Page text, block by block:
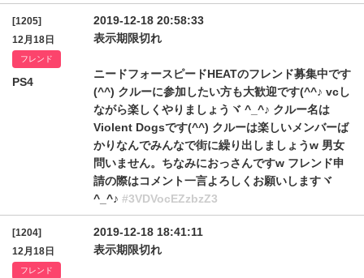
[1205]
12月18日
フレンド
PS4
2019-12-18 20:58:33
表示期限切れ
ニードフォースピードHEATのフレンド募集中です
(^^) クルーに参加したい方も大歓迎です(^^♪ vcし
ながら楽しくやりましょうヾ ^_^♪ クルー名は
Violent Dogsです(^^) クルーは楽しいメンバーば
かりなんでみんなで街に繰り出しましょうw 男女
問いません。ちなみにおっさんですw フレンド申
請の際はコメント一言よろしくお願いしますヾ
^_^♪ #3VDVocEZzbzZ3
[1204]
12月18日
フレンド
2019-12-18 18:41:11
表示期限切れ